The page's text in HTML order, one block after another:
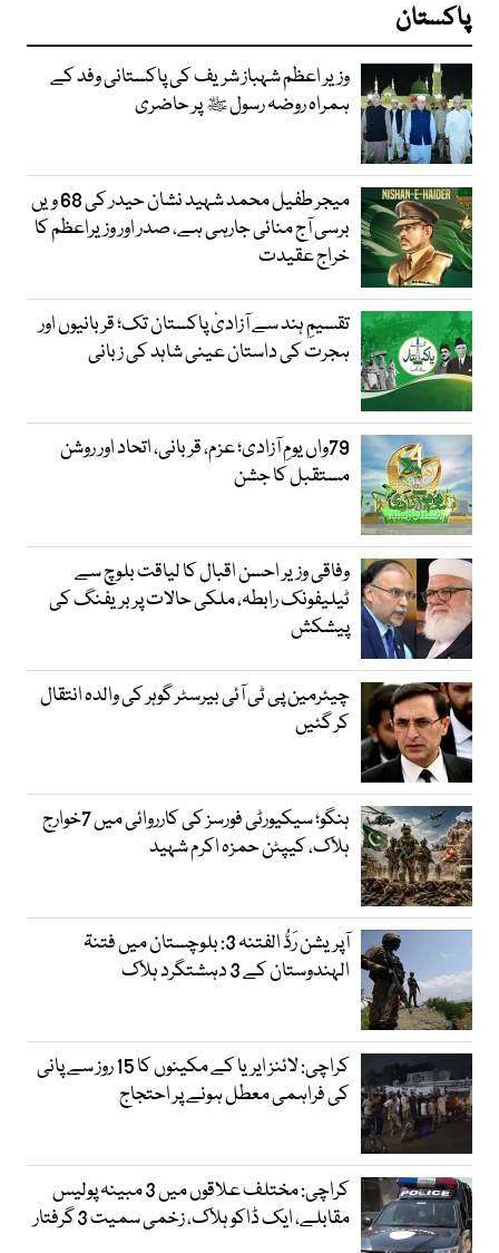
پاکستان
وزیر اعظم شہباز شریف کی پاکستانی وفد کے
ہمراہ روضہ رسول ﷺ پر حاضری
میجر طفیل محمد شہید نشان حیدر کی 68 ویں
برسی آج منائی جارہی ہے، صدر اور وزیراعظم کا
خراج عقیدت
تقسیمِ ہند سے آزادیٔ پاکستان تک؛ قربانیوں اور
ہجرت کی داستان عینی شاہد کی زبانی
79واں یومِ آزادی؛ عزم، قربانی، اتحاد اور روشن
مستقبل کا جشن
وفاقی وزیر احسن اقبال کا لیاقت بلوچ سے
ٹیلیفونک رابطہ، ملکی حالات پر بریفنگ کی
پیشکش
چیئرمین پی ٹی آئی بیرسٹر گوہر کی والدہ انتقال
کر گئیں
ہنگو؛ سیکیورٹی فورسز کی کارروائی میں 7خوارج
ہلاک، کیپٹن حمزہ اکرم شہید
آپریشن رَدُّ الفتنہ 3: بلوچستان میں فتنۃ
الہندوستان کے 3 دہشتگرد ہلاک
کراچی: لائنز ایریا کے مکینوں کا 15 روز سے پانی
کی فراہمی معطل ہونے پر احتجاج
کراچی: مختلف علاقوں میں 3 مبینہ پولیس
مقابلے، ایک ڈاکو ہلاک، زخمی سمیت 3 گرفتار